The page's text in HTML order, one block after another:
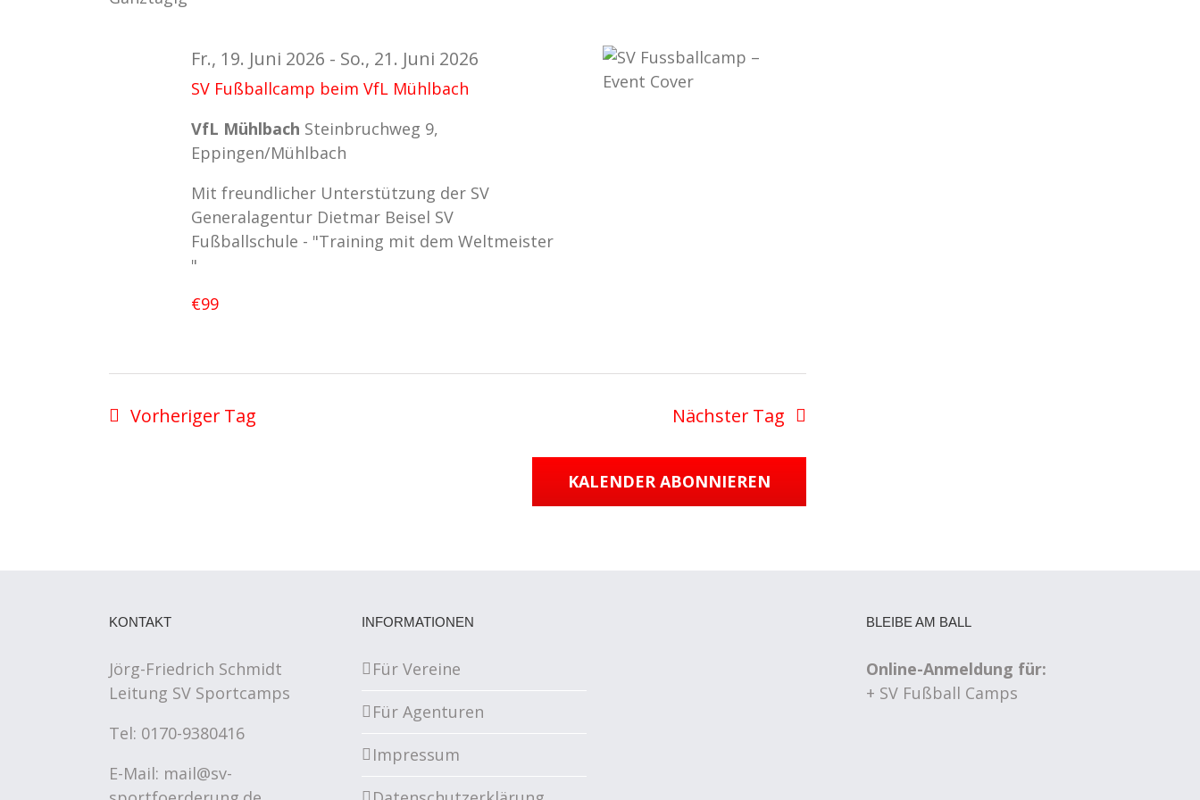
Ansichten,
Navigation
Schlüsselwort.
Fr., 19. Juni 2026 - So., 21. Juni 2026
SV Fußballcamp beim VfL Mühlbach
VfL Mühlbach Steinbruchweg 9,
Eppingen/Mühlbach
Mit freundlicher Unterstützung der SV
Generalagentur Dietmar Beisel SV
Fußballschule - "Training mit dem Weltmeister
"
€99
Vorheriger Tag Nächster Tag
KALENDER ABONNIEREN
KONTAKT
Jörg-Friedrich Schmidt
Leitung SV Sportcamps
Tel: 0170-9380416
E-Mail: mail@sv-
INFORMATIONEN
Für Vereine
Für Agenturen
Impressum
BLEIBE AM BALL
Online-Anmeldung für:
+ SV Fußball Camps